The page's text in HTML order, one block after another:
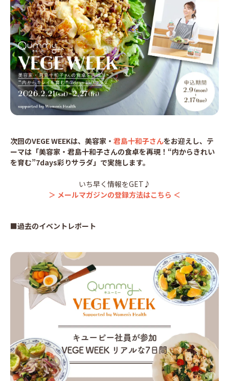
次回のVEGE WEEKは、美容家・ 君島十和子さんをお迎えし、テ
ーマは「美容家・君島十和子さんの食卓を再現！“内からきれい
を育む”7days彩りサラダ」で実施します。
いち早く情報をGET♪
＞ メールマガジンの登録方法はこちら ＜
■過去のイベントレポート